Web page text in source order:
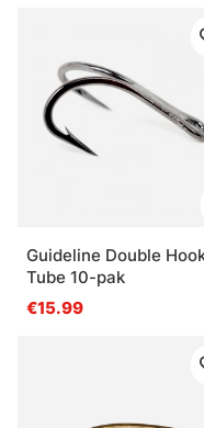
Guideline Double
Tube 10-pak
€15.99